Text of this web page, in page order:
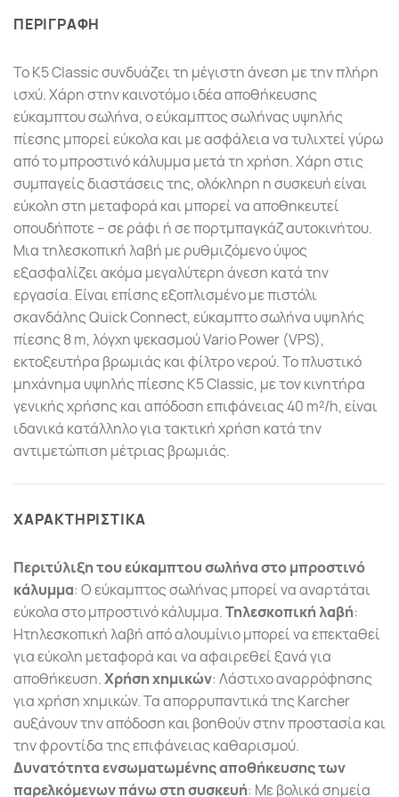
ΠΕΡΙΓΡΑΦΗ
Το K5 Classic συνδυάζει τη μέγιστη άνεση με την πλήρη
ισχύ. Χάρη στην καινοτόμο ιδέα αποθήκευσης
εύκαμπτου σωλήνα, ο εύκαμπτος σωλήνας υψηλής
πίεσης μπορεί εύκολα και με ασφάλεια να τυλιχτεί γύρω
από το μπροστινό κάλυμμα μετά τη χρήση. Χάρη στις
συμπαγείς διαστάσεις της, ολόκληρη η συσκευή είναι
εύκολη στη μεταφορά και μπορεί να αποθηκευτεί
οπουδήποτε – σε ράφι ή σε πορτμπαγκάζ αυτοκινήτου.
Μια τηλεσκοπική λαβή με ρυθμιζόμενο ύψος
εξασφαλίζει ακόμα μεγαλύτερη άνεση κατά την
εργασία. Είναι επίσης εξοπλισμένο με πιστόλι
σκανδάληςQuick Connect, εύκαμπτο σωλήνα υψηλής
πίεσης 8 m, λόγχη ψεκασμού Vario Power (VPS),
εκτοξευτήρα βρωμιάς και φίλτρο νερού. Το πλυστικό
μηχάνημα υψηλής πίεσης K5 Classic, με τον κινητήρα
γενικής χρήσης και απόδοση επιφάνειας 40 m²/h, είναι
ιδανικά κατάλληλο για τακτική χρήση κατά την
αντιμετώπιση μέτριας βρωμιάς.
ΧΑΡΑΚΤΗΡΙΣΤΙΚΑ
Περιτύλιξη του εύκαμπτου σωλήνα στο μπροστινό
κάλυμμα: Ο εύκαμπτος σωλήνας μπορεί να αναρτάται
εύκολα στο μπροστινό κάλυμμα.Τηλεσκοπική λαβή:
Ητηλεσκοπική λαβή από αλουμίνιο μπορεί να επεκταθεί
για εύκολη μεταφορά και να αφαιρεθεί ξανά για
αποθήκευση.Χρήση χημικών: Λάστιχο αναρρόφησης
για χρήση χημικών. Τα απορρυπαντικά της Karcher
αυξάνουν την απόδοση και βοηθούν στην προστασία και
την φροντίδα της επιφάνειας καθαρισμού.
Δυνατότητα ενσωματωμένης αποθήκευσης των
παρελκόμενων πάνω στη συσκευή: Με βολικά σημεία